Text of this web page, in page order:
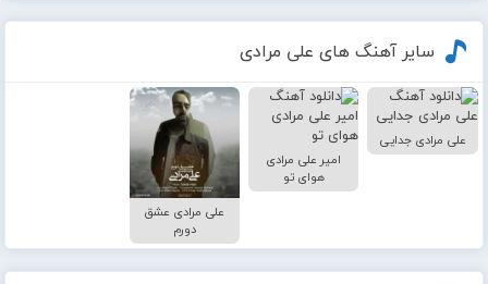
سایر آهنگ های علی مرادی
علی مرادی جدایی
امیر علی مرادی
هوای تو
علی مرادی عشق
دورم